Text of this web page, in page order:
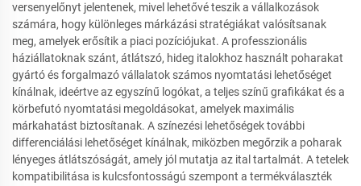
versenyelőnyt jelentenek, mivel lehetővé teszik a vállalkozások
számára, hogy különleges márkázási stratégiákat valósítsanak
meg, amelyek erősítik a piaci pozíciójukat. A professzionális
háziállatoknak szánt, átlátszó, hideg italokhoz használt poharakat
gyártó és forgalmazó vállalatok számos nyomtatási lehetőséget
kínálnak, ideértve az egyszínű logókat, a teljes színű grafikákat és a
körbefutó nyomtatási megoldásokat, amelyek maximális
márkahatást biztosítanak. A színezési lehetőségek további
differenciálási lehetőséget kínálnak, miközben megőrzik a poharak
lényeges átlátszóságát, amely jól mutatja az ital tartalmát. A tetelek
kompatibilitása is kulcsfontosságú szempont a termékválaszték